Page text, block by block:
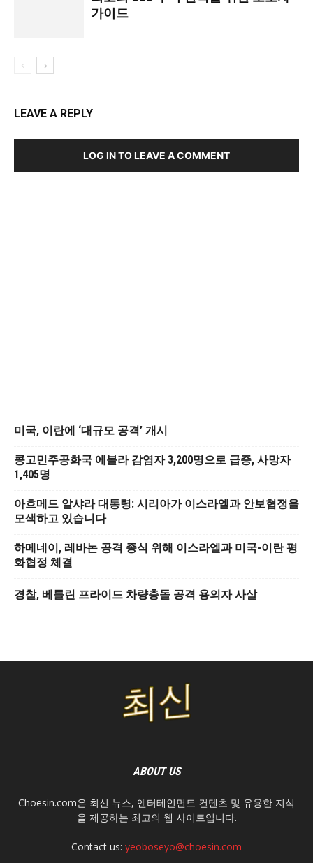
가이드
LEAVE A REPLY
LOG IN TO LEAVE A COMMENT
미국, 이란에 ‘대규모 공격’ 개시
콩고민주공화국 에볼라 감염자 3,200명으로 급증, 사망자
1,405명
아흐메드 알샤라 대통령: 시리아가 이스라엘과 안보협정을
모색하고 있습니다
하메네이, 레바논 공격 종식 위해 이스라엘과 미국-이란 평
화협정 체결
경찰, 베를린 프라이드 차량충돌 공격 용의자 사살
ABOUT US
Choesin.com은 최신 뉴스, 엔터테인먼트 컨텐츠 및 유용한 지식
을 제공하는 최고의 웹 사이트입니다.
Contact us: yeoboseyo@choesin.com